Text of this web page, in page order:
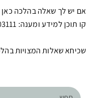
אם יש לך שאלה בהלכה כאן
קו תוכן למידע ומענה: 03-6703111
שכיחא שאלות המצויות